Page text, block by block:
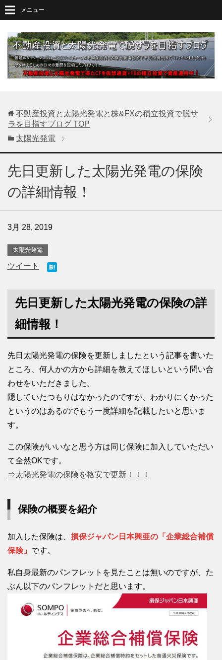
メニュー
不動産投資と太陽光発電と株&FXの積立投資で脱サ
ラを目指すブログ TOP
太陽光発電
先日更新した太陽光発電の保険
の詳細情報！
3月 28, 2019
太陽光発電
ツイート
先日更新した太陽光発電の保険の詳
細情報！
先日太陽光発電の保険を更新しましたという記事を書いた
ところ、何人かの方から詳細を教えてほしいという問い合
わせをいただきました。
隠していたつもりはなかったのですが、わかりにくかった
というのはあるのでもう一度詳細を記載したいと思いま
す。
この保険がいいなと思う方は同じ保険に加入していただい
て全然OKです。
⇒太陽光発電の保険を格安で更新！！！
保険の概要を紹介
加入した保険は、 損保ジャパン日本興亜の「企業総合補償
保険」 です。
私自身最新のパンフレットを見たことは無いのですが、た
ぶん以下のパンフレットだと思います。